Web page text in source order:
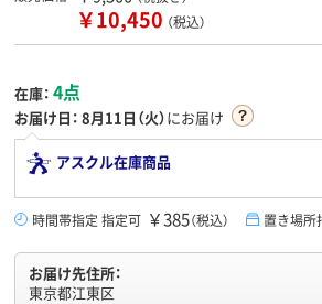
￥10,450 （税込）
在庫： 4点
お届け日： 8月11日（火）にお届け
アスクル在庫商品
時間帯指定 指定可 ￥385（税込） 置き場所
お届け先住所：
東京都江東区